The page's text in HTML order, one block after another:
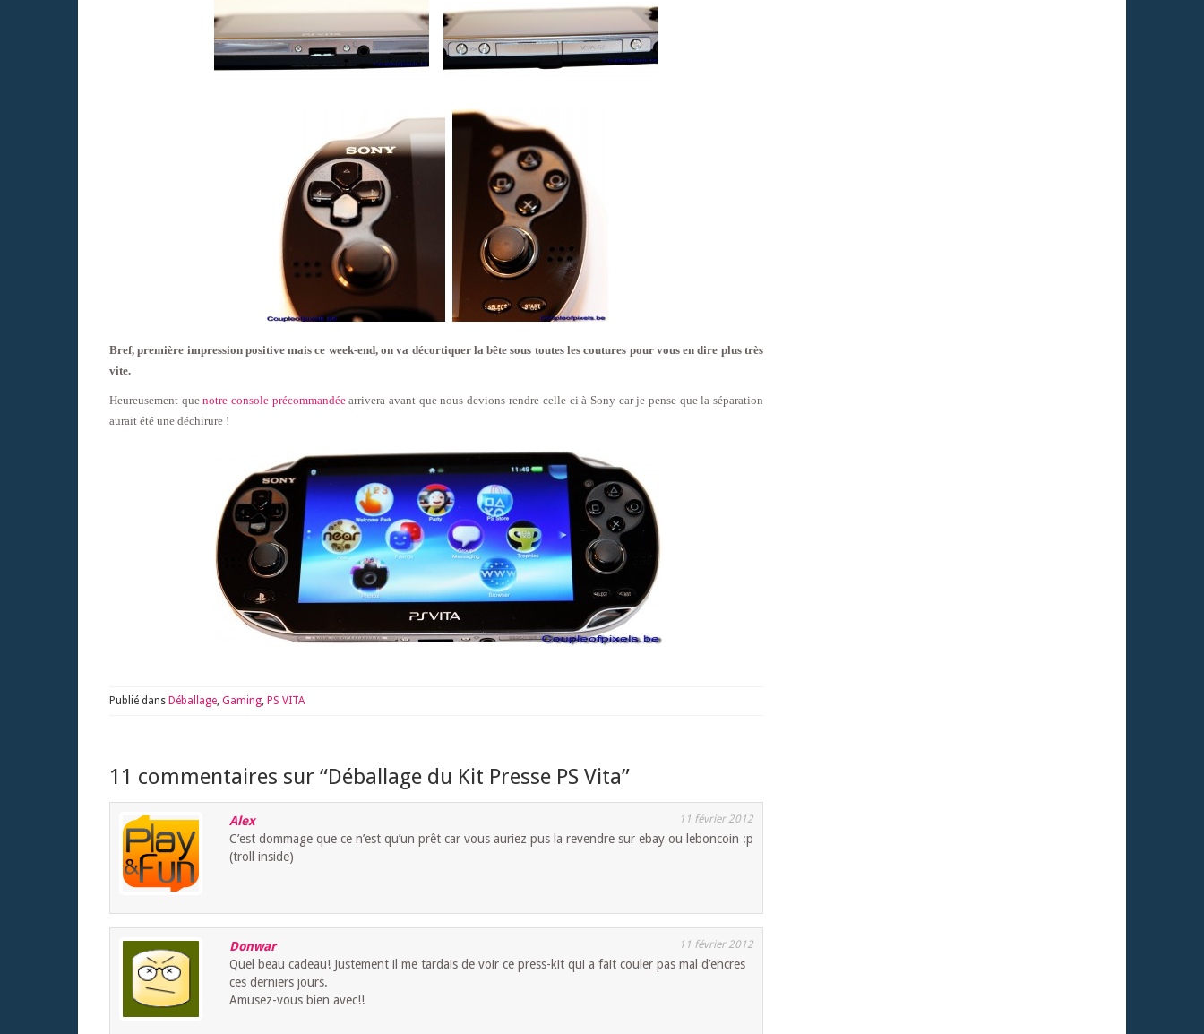
Bref, première impression positive mais ce week-end, on va décortiquer la bête sous toutes les coutures pour vous en dire plus très
vite.
Heureusement quenotre console précommandéearrivera avant que nous devions rendre celle-ci à Sony car je pense que la séparation
aurait été une déchirure !
Publié dans Déballage, Gaming, PS VITA
11 commentaires sur “Déballage du Kit Presse PS Vita”
Alex 11 février 2012
C’est dommage que ce n’est qu’un prêt car vous auriez pus la revendre sur ebay ou leboncoin :p
(troll inside)
Donwar 11 février 2012
Quel beau cadeau! Justement il me tardais de voir ce press-kit qui a fait couler pas mal d’encres
ces derniers jours.
Amusez-vous bien avec!!